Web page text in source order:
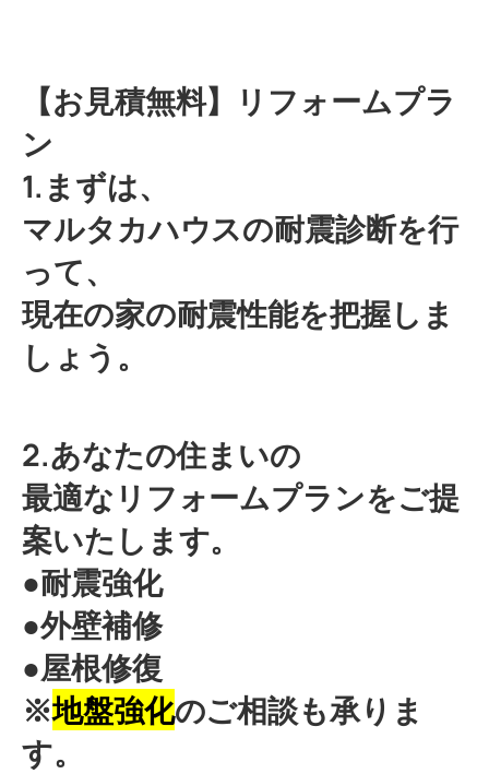
【お見積無料】リフォームプラ
ン
1.まずは、
マルタカハウスの耐震診断を行
って、
現在の家の耐震性能を把握しま
しょう。
2.あなたの住まいの
最適なリフォームプランをご提
案いたします。
●耐震強化
●外壁補修
●屋根修復
※地盤強化のご相談も承りま
す。